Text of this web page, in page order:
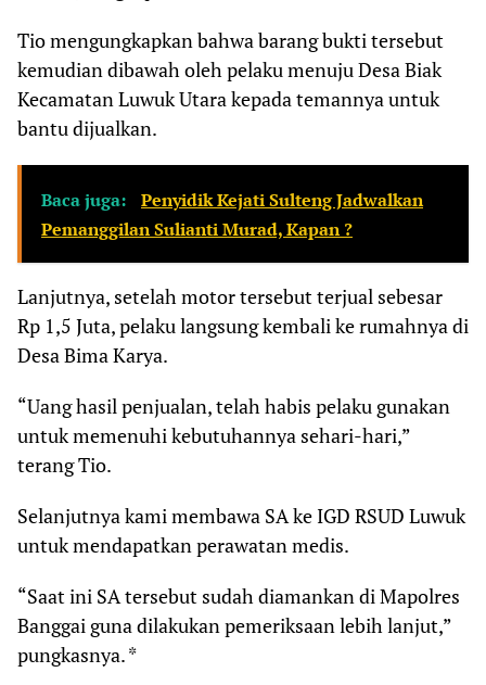
Tio mengungkapkan bahwa barang bukti tersebut
kemudian dibawah oleh pelaku menuju Desa Biak
Kecamatan Luwuk Utara kepada temannya untuk
bantu dijualkan.
Baca juga:
Penyidik Kejati Sulteng Jadwalkan
Pemanggilan Sulianti Murad, Kapan ?
Lanjutnya, setelah motor tersebut terjual sebesar
Rp 1,5 Juta, pelaku langsung kembali ke rumahnya di
Desa Bima Karya.
“Uang hasil penjualan, telah habis pelaku gunakan
untuk memenuhi kebutuhannya sehari-hari,”
terang Tio.
Selanjutnya kami membawa SA ke IGD RSUD Luwuk
untuk mendapatkan perawatan medis.
“Saat ini SA tersebut sudah diamankan di Mapolres
Banggai guna dilakukan pemeriksaan lebih lanjut,”
pungkasnya. *